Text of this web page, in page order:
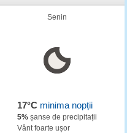
Senin
17°Cminima nopții
5%șanse de precipitații
Vânt foarte ușor